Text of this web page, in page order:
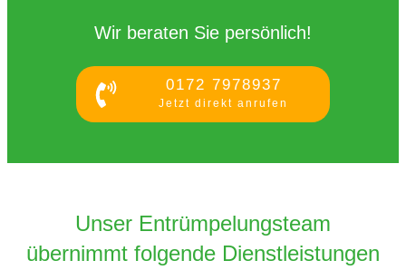
Wir beraten Sie persönlich!
0172 7978937
Jetzt direkt anrufen
Unser Entrümpelungsteam
übernimmt folgende Dienstleistungen